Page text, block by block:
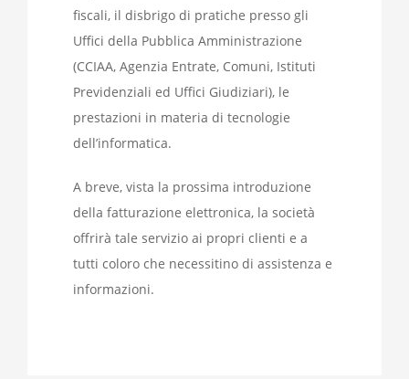
fiscali, il disbrigo di pratiche presso gli
Uffici della Pubblica Amministrazione
(CCIAA, Agenzia Entrate, Comuni, Istituti
Previdenziali ed Uffici Giudiziari), le
prestazioni in materia di tecnologie
dell’informatica.
A breve, vista la prossima introduzione
della fatturazione elettronica, la società
offrirà tale servizio ai propri clienti e a
tutti coloro che necessitino di assistenza e
informazioni.